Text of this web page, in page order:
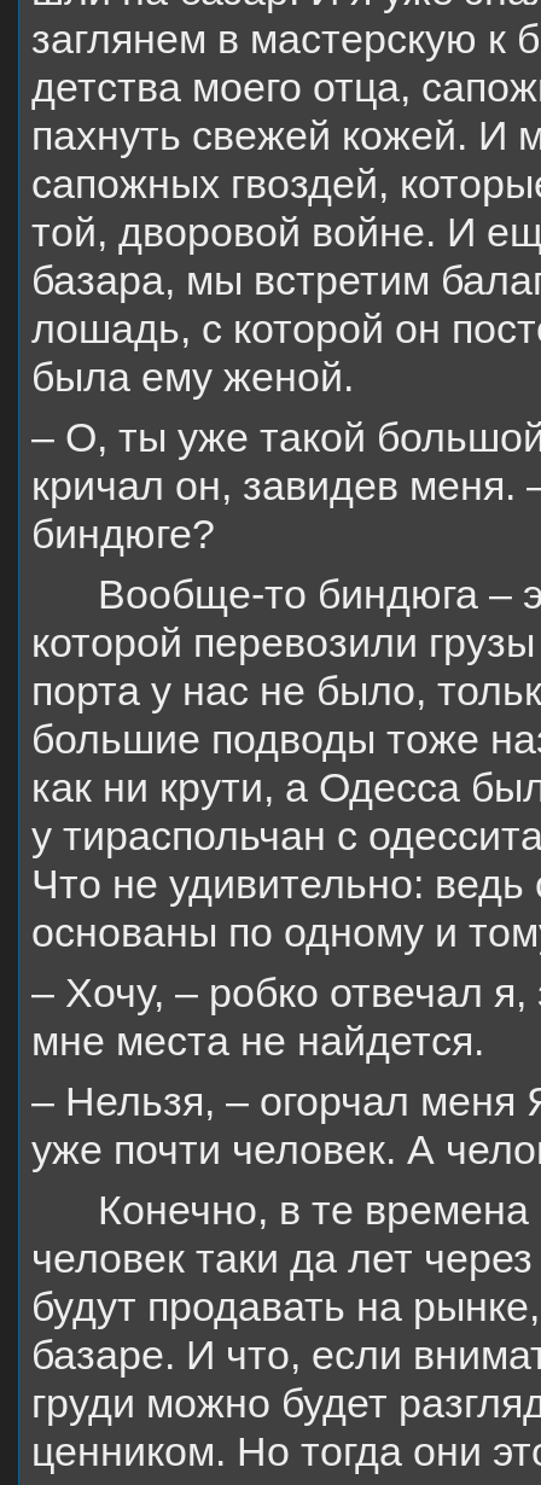
заглянем в мастерскую к
детства моего отца,
пахнуть свежей кожей. И
сапожных гвоздей,
той, дворовой войне. И
базара, мы встретим
лошадь, с которой он
была ему женой.
– О, ты уже такой
кричал он, завидев меня.
биндюге?
Вообще-то биндюга –
которой перевозили
порта у нас не было,
большие подводы тоже
как ни крути, а Одесса
у тираспольчан с
Что не удивительно:
основаны по одному и
– Хочу, – робко отвечал
мне места не найдется.
– Нельзя, – огорчал
уже почти человек. А
Конечно, в те
человек таки да лет
будут продавать на
базаре. И что, если
груди можно будет
ценником. Но тогда они